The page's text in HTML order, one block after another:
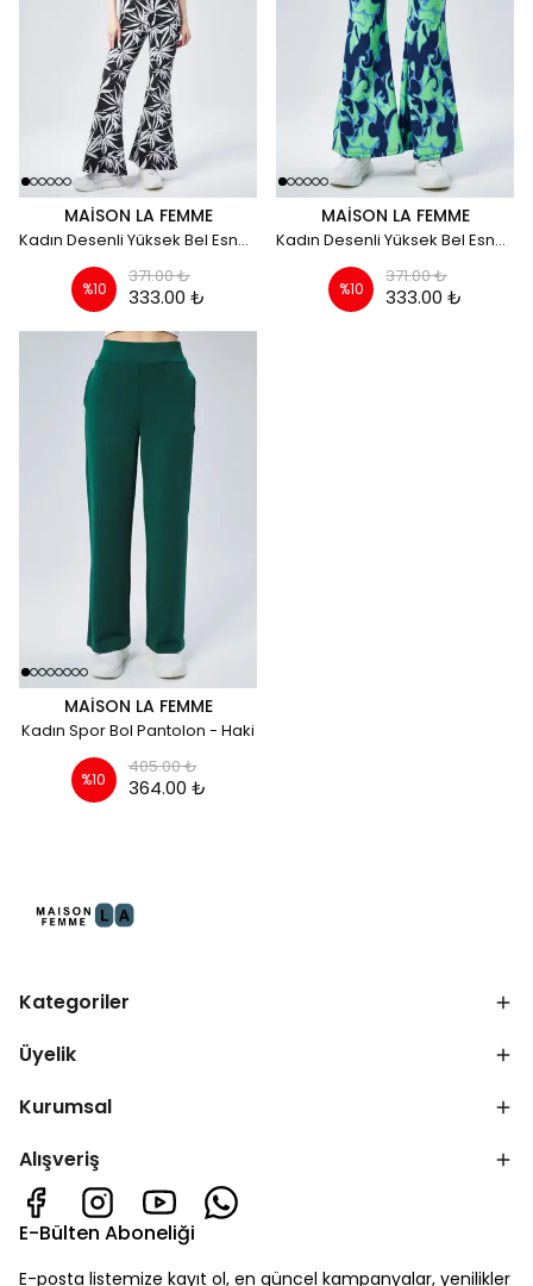
MAISON LA FEMME
Kadın Desenli Yüksek Bel Esnek İspanyol Paça Tayt Pantolon - siyah
%10
371.00 ₺
333.00 ₺
MAISON LA FEMME
Kadın Desenli Yüksek Bel Esnek İspanyol Paça Tayt Pantolon - su yeşil
%10
371.00 ₺
333.00 ₺
MAISON LA FEMME
Kadın Spor Bol Pantolon - Haki
%10
405.00 ₺
364.00 ₺
Kategoriler
Üyelik
Kurumsal
Alışveriş
E-Bülten Aboneliği
E-posta listemize kayıt ol, en güncel kampanyalar, yenilikler